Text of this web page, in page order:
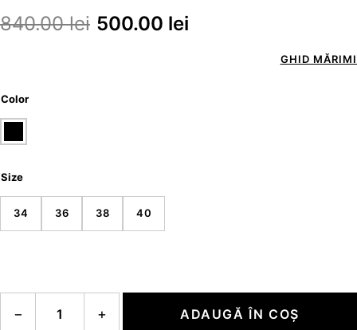
840.00lei 500.00 lei
GHID MĂRIMI
Color
Size
34 36 38 40
− + ADAUGĂ ÎN COȘ